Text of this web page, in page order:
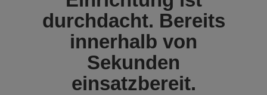
durchdacht. Bereits
innerhalb von
Sekunden
einsatzbereit.